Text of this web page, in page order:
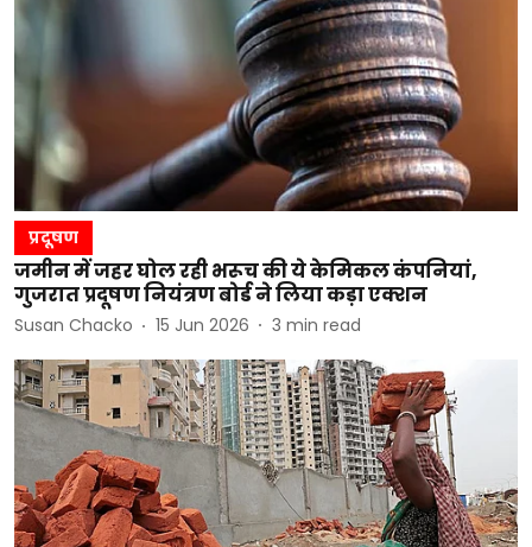
प्रदूषण
जमीन में जहर घोल रही भरूच की ये केमिकल कंपनियां,
गुजरात प्रदूषण नियंत्रण बोर्ड ने लिया कड़ा एक्शन
Susan Chacko 15 Jun 2026 3 min read